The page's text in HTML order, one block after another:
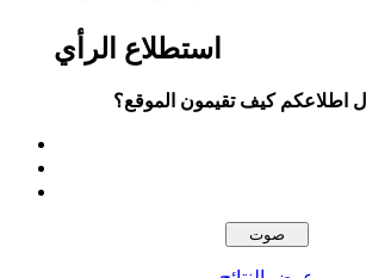
استطلاع الرأي
اطلاعكم كيف تقيمون الموقع؟